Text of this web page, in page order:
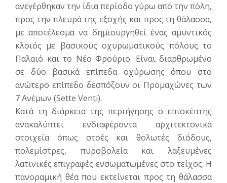
ανεγέρθηκαν την ίδια περίοδο γύρω από την πόλη,
προς την πλευρά της εξοχής και προς τη θάλασσα,
με αποτέλεσμα να δημιουργηθεί ένας αμυντικός
κλοιός με βασικούς οχυρωματικούς πόλους το
Παλαιό και το Νέο Φρούριο. Είναι διαρθρωμένο
σε δύο βασικά επίπεδα οχύ­ρωσης όπου στο
ανώτερο επίπεδο δεσπόζουν οι Προμαχώνες των
7 Ανέμων (Sette Venti).
Κατά τη διάρκεια της περιήγησης ο επισκέπτης
ανακαλύπτει ενδια­φέροντα αρχιτεκτονικά
στοιχεία όπως στοές και θολωτές διόδους,
πολεμίστρες, πυροβολεία και λαξευμένες
λατινικές επιγραφές ενσωματωμένες στο τείχος. Η
πανοραμική θέα που εκτείνεται προς τη θάλασσα